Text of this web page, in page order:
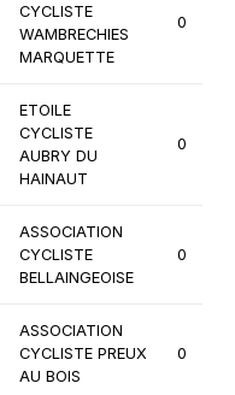
CYCLISTE
WAMBRECHIES
MARQUETTE
0
ETOILE
CYCLISTE
AUBRY DU
HAINAUT
0
ASSOCIATION
CYCLISTE
BELLAINGEOISE
0
ASSOCIATION
CYCLISTE PREUX
AU BOIS
0